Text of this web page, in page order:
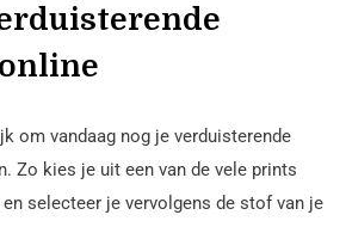
om vandaag nog je verduisterende
Zo kies je uit een van de vele prints
selecteer je vervolgens de stof van je